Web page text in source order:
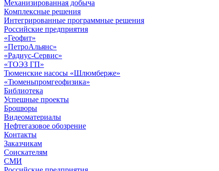
Механизированная добыча
Комплексные решения
Интегрированные программные решения
Российские предприятия
«Геофит»
«ПетроАльянс»
«Радиус-Сервис»
«ТОЭЗ ГП»
Тюменские насосы «Шлюмберже»
«Тюменьпромгеофизика»
Библиотека
Успешные проекты
Брошюры
Видеоматериалы
Нефтегазовое обозрение
Контакты
Заказчикам
Соискателям
СМИ